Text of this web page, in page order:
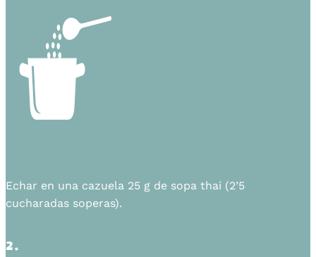
Echar en una cazuela 25 g de sopa thai (2’5
cucharadas soperas).
2.